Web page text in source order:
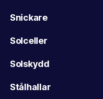
Snickare
Solceller
Solskydd
Stålhallar